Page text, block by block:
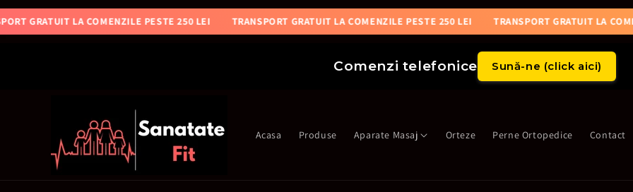
Salt la
conținutGRATUIT LA COMENZILE PESTE 250 LEI TRANSPORT GRATUIT LA COMENZILE PESTE 250 LEI TRANSPORT GRATUIT LA
Comenzi telefonice Sună-ne (click aici)
Acasa Produse Aparate Masaj Orteze Perne Ortopedice Contact